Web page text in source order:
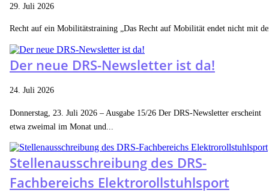
29. Juli 2026
Recht auf ein Mobilitätstraining „Das Recht auf Mobilität endet nicht mit
Der neue DRS-Newsletter ist da!
24. Juli 2026
Donnerstag, 23. Juli 2026 – Ausgabe 15/26 Der DRS-Newsletter erscheint
etwa zweimal im Monat und...
Stellenausschreibung des DRS-
Fachbereichs Elektrorollstuhlsport